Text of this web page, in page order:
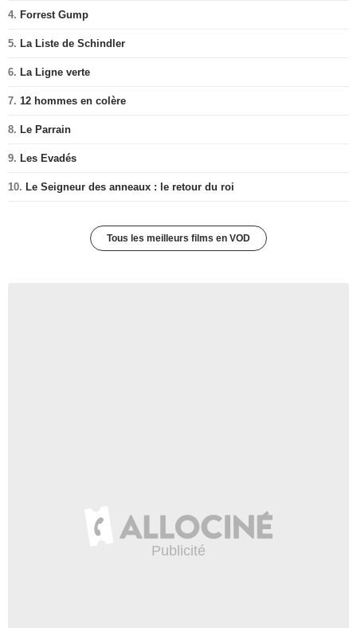
4. Forrest Gump
5. La Liste de Schindler
6. La Ligne verte
7. 12 hommes en colère
8. Le Parrain
9. Les Evadés
10. Le Seigneur des anneaux : le retour du roi
Tous les meilleurs films en VOD